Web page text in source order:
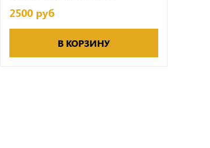
2500 руб
В КОРЗИНУ